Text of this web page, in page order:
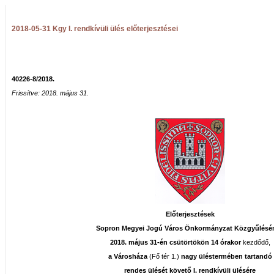
2018-05-31 Kgy I. rendkívüli ülés előterjesztései
40226-8/2018.
Frissítve: 2018. május 31.
Előterjesztések
Sopron Megyei Jogú Város Önkormányzat
2018. május 31-én csütörtökön 14 órakorkezdődő,
a Városháza (Fő tér 1.) nagy üléstermében tartandó
rendes ülését követő I. rendkívüli ülésére